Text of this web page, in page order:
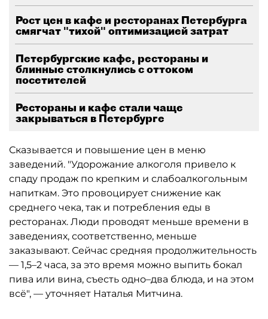
Рост цен в кафе и ресторанах Петербурга
смягчат "тихой" оптимизацией затрат
Петербургские кафе, рестораны и
блинные столкнулись с оттоком
посетителей
Рестораны и кафе стали чаще
закрываться в Петербурге
Сказывается и повышение цен в меню
заведений. "Удорожание алкоголя привело к
спаду продаж по крепким и слабоалкогольным
напиткам. Это провоцирует снижение как
среднего чека, так и потребления еды в
ресторанах. Люди проводят меньше времени в
заведениях, соответственно, меньше
заказывают. Сейчас средняя продолжительность
— 1,5–2 часа, за это время можно выпить бокал
пива или вина, съесть одно–два блюда, и на этом
всё", — уточняет Наталья Митчина.